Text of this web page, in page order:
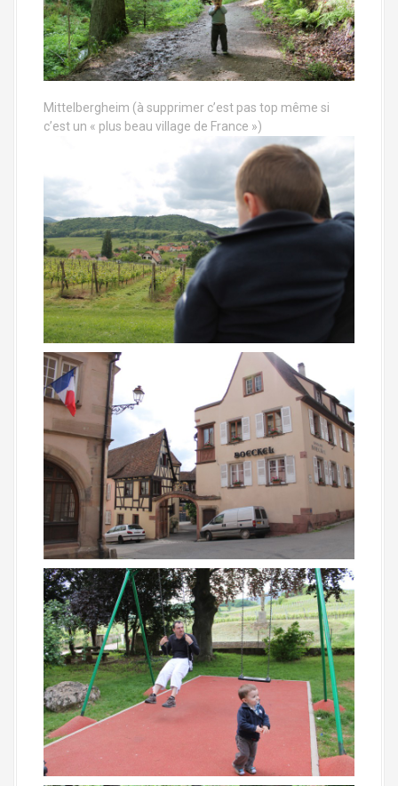
Mittelbergheim (à supprimer c’est pas top même si
c’est un « plus beau village de France »)